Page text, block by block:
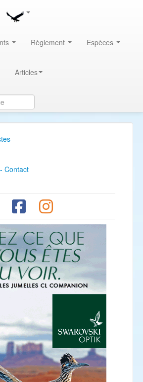
Règlement Espèces
Articles
Contact